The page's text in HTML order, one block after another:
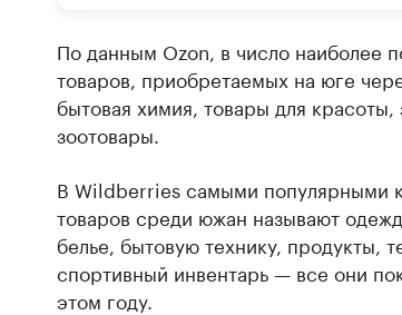
По данным Ozon, в число наиболее
товаров, приобретаемых на юге
бытовая химия, товары для красоты,
зоотовары.
В Wildberries самыми популярными
товаров среди южан называют
белье, бытовую технику, продукты,
спортивный инвентарь — все они
этом году.